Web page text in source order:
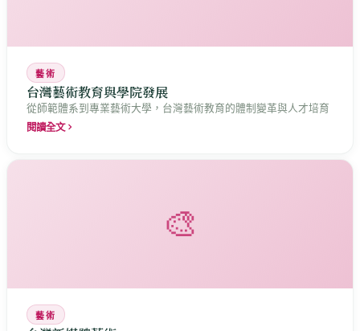
藝術
台灣藝術教育與學院發展
從師範體系到專業藝術大學，台灣藝術教育的體制變革與人才培育
閱讀全文
🎨
藝術